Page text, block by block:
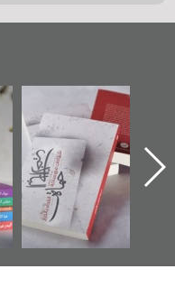
"حماة الباب الأخير":
الإصدار الأول عن
اعتصام الدراز
وأحداث ساحة
الفداء لمركز أوال
للدراسات والتوثيق